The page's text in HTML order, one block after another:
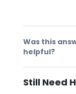
Was this
helpful?
Still Need